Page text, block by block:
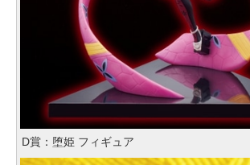
D賞：堕姫 フィギュア